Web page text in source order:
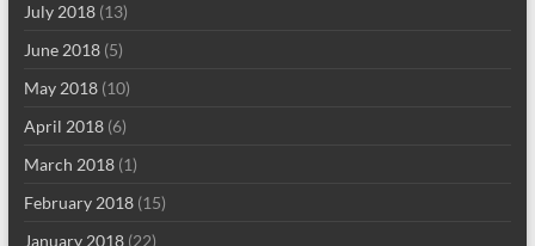
July 2018(13)
June 2018(5)
May 2018(10)
April 2018(6)
March 2018(1)
February 2018(15)
January 2018(22)